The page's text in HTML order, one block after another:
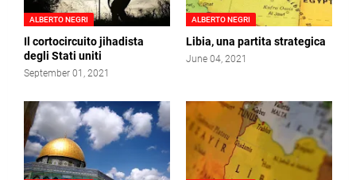
ALBERTO NEGRI
Il cortocircuito jihadista
degli Stati uniti
September 01, 2021
ALBERTO NEGRI
Libia, una partita strategica
June 04, 2021